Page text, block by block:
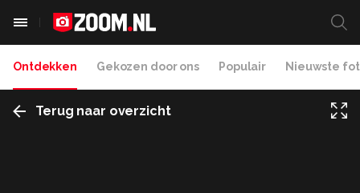
Ontdekken Gekozen door ons Populair Nieuwste
Terug naar overzicht